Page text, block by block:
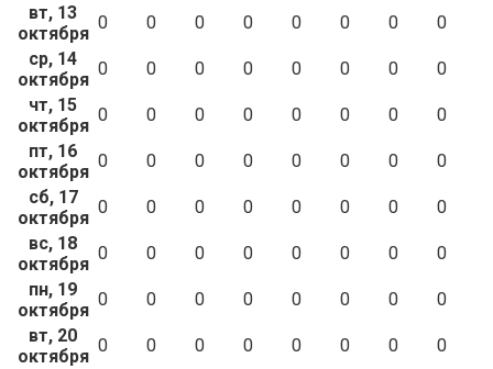
вт, 13
октября
0 0 0 0 0 0 0
0
ср, 14
октября
0 0 0 0 0 0 0
0
чт, 15
октября
0 0 0 0 0 0 0
0
пт, 16
октября
0 0 0 0 0 0 0
0
сб, 17
октября
0 0 0 0 0 0 0
0
вс, 18
октября
0 0 0 0 0 0 0
0
пн, 19
октября
0 0 0 0 0 0 0
0
вт, 20
октября
0 0 0 0 0 0 0
0